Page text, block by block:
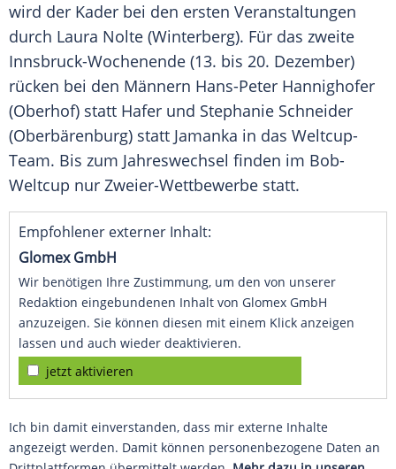
wird der Kader bei den ersten Veranstaltungen
durch Laura Nolte (Winterberg). Für das zweite
Innsbruck-Wochenende (13. bis 20. Dezember)
rücken bei den Männern Hans-Peter Hannighofer
(Oberhof) statt Hafer und Stephanie Schneider
(Oberbärenburg) statt Jamanka in das Weltcup-
Team. Bis zum Jahreswechsel finden im Bob-
Weltcup nur Zweier-Wettbewerbe statt.
Empfohlener externer Inhalt:
Glomex GmbH
Wir benötigen Ihre Zustimmung, um den von unserer
Redaktion eingebundenen Inhalt von Glomex GmbH
anzuzeigen. Sie können diesen mit einem Klick anzeigen
lassen und auch wieder deaktivieren.
jetzt aktivieren
Ich bin damit einverstanden, dass mir externe Inhalte
angezeigt werden. Damit können personenbezogene Daten an